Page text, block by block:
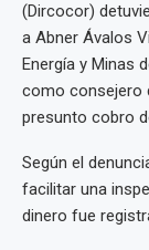
(Dircocor)
a Abner Ávalos
Energía y Minas
como consejero
presunto cobro
Según el
facilitar una
dinero fue